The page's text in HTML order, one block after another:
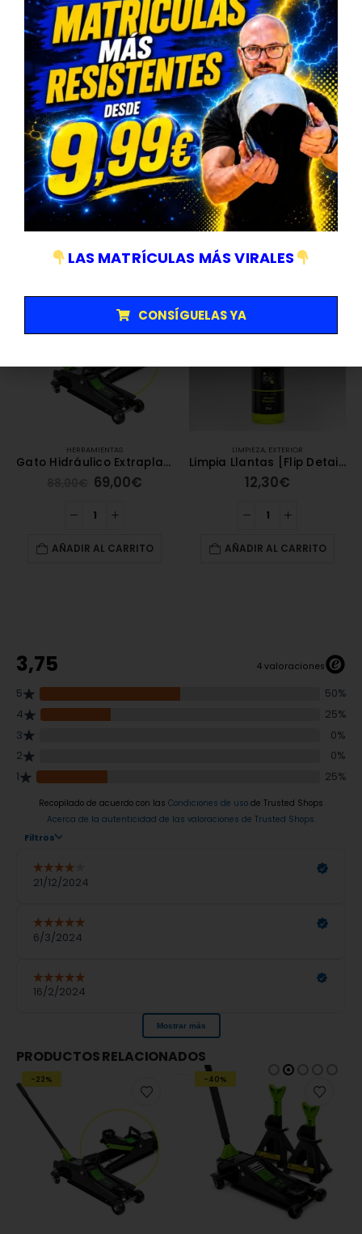
Particulares:Entusiastas que realizan mantenimiento a
su vehículo en casa.
Talleres mecánicos:Profesionales que necesitan
herramientas seguras y confiables.
Empresas con flotas de vehículos:Para
mantenimiento preventivo regular.
¡Consigue ahora tu juego de 4 borriquetas de 3T y trabaja en
tu vehículo con total seguridad y confianza!
TRUSTED SHOPS REVIEWS
TAMBIÉN TE RECOMENDAMOS…
HERRAMIENTAS
Gato Hidráulico Extraplano 2 Toneladas | Compacto y Eficiente para Coches
69,00€
AÑADIR AL CARRITO
LIMPIEZA, EXTERIOR
Limpia Llantas [Flip Detail]
12,30€
AÑADIR AL CARRITO
PRODUCTOS RELACIONADOS
-22% -40%
LAS MATRÍCULAS MÁS VIRALES
CONSÍGUELAS YA